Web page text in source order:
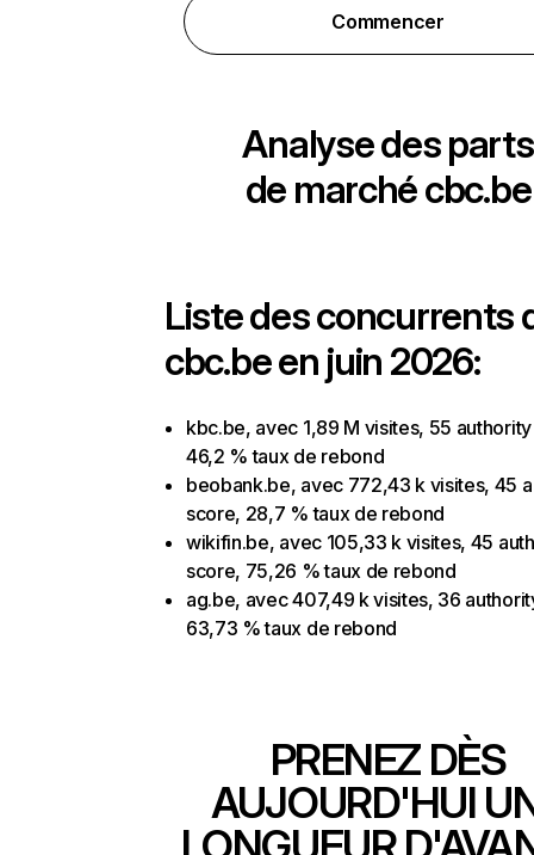
Commencer
Analyse des parts
de marchécbc.be
Liste des concurrents
cbc.be en juin 2026:
kbc.be, avec 1,89 M visites, 55
46,2 % taux de rebond
beobank.be, avec 772,43 k visites, 45
score, 28,7 % taux de rebond
wikifin.be, avec 105,33 k visites, 45
score, 75,26 % taux de rebond
ag.be, avec 407,49 k visites, 36
63,73 % taux de rebond
PRENEZ DÈS
AUJOURD'HUI